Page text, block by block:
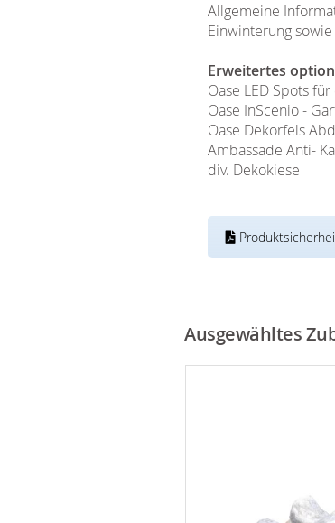
Allgemeine
Einwinterung
Erweitertes
Oase LED Spots
Oase InScenio -
Oase Dekorfels
Ambassade Anti-
div. Dekokiese
Ausgewähltes